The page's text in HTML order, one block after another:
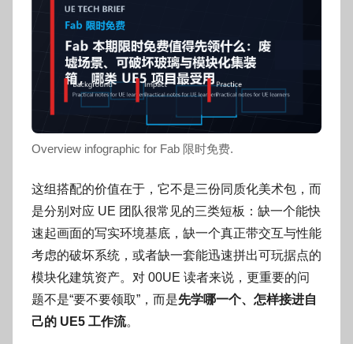
Overview infographic for Fab 限时免费.
这组搭配的价值在于，它不是三份同质化美术包，而
是分别对应 UE 团队很常见的三类短板：缺一个能快
速起画面的写实环境基底，缺一个真正带交互与性能
考虑的破坏系统，或者缺一套能迅速拼出可玩据点的
模块化建筑资产。对 00UE 读者来说，更重要的问
题不是“要不要领取”，而是先学哪一个、怎样接进自
己的 UE5 工作流。